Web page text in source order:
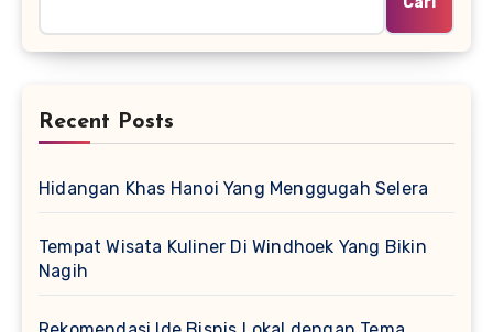
Recent Posts
Hidangan Khas Hanoi Yang Menggugah Selera
Tempat Wisata Kuliner Di Windhoek Yang Bikin
Nagih